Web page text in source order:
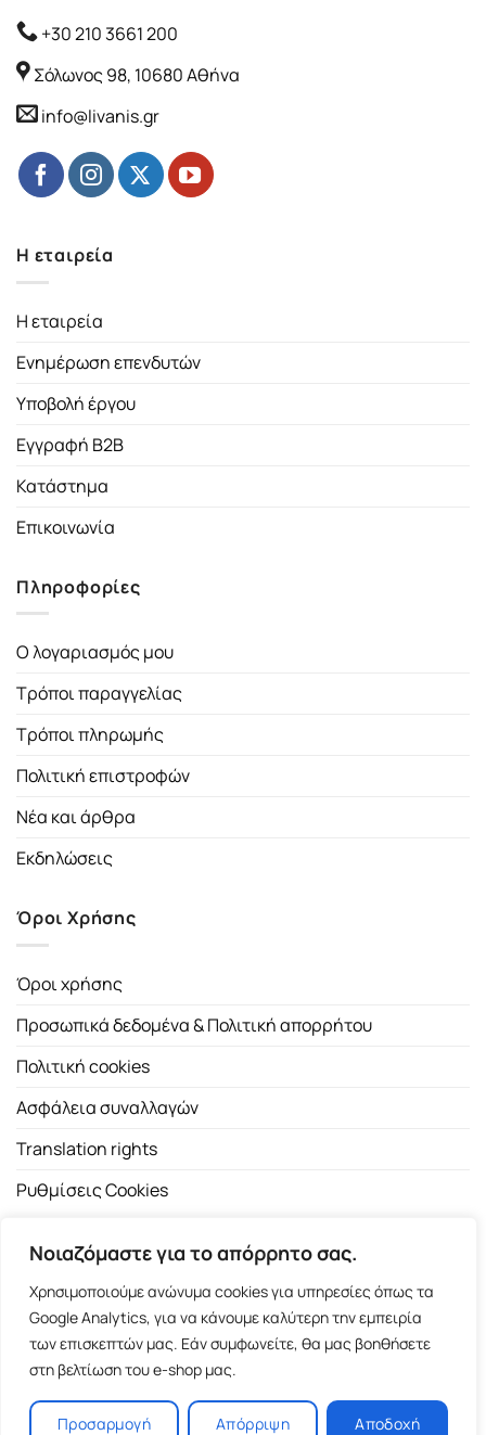
Νοιαζόμαστε για το απόρρητο σας.
Χρησιμοποιούμε ανώνυμα cookies για υπηρεσίες όπως τα
Google Analytics, για να κάνουμε καλύτερη την εμπειρία
των επισκεπτών μας. Εάν συμφωνείτε, θα μας βοηθήσετε
στη βελτίωση του e-shop μας.
Προσαρμογή Απόρριψη Αποδοχή
+30 210 3661 200
Σόλωνος 98, 10680 Αθήνα
info@livanis.gr
Η εταιρεία
Η εταιρεία
Ενημέρωση επενδυτών
Υποβολή έργου
Εγγραφή B2B
Κατάστημα
Επικοινωνία
Πληροφορίες
Ο λογαριασμός μου
Τρόποι παραγγελίας
Τρόποι πληρωμής
Πολιτική επιστροφών
Νέα και άρθρα
Εκδηλώσεις
Όροι Χρήσης
Όροι χρήσης
Προσωπικά δεδομένα & Πολιτική απορρήτου
Πολιτική cookies
Ασφάλεια συναλλαγών
Translation rights
Ρυθμίσεις Cookies
Copyright 2026 ©Εκδοτικός Οίκος Α.Α. Λιβάνη| All rights
reserved.
Σόλωνος 98, 10680 Αθήνα | Τ:2103661200- F: 2103617791